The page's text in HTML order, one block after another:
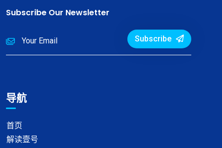
Subscribe Our Newsletter
Subscribe
导航
首页
解读壹号